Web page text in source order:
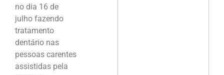
no dia 16 de
julho fazendo
tratamento
dentário nas
pessoas carentes
assistidas pela